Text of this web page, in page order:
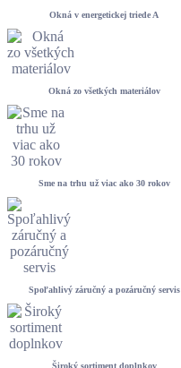
Okná v energetickej triede A
Okná zo všetkých materiálov
Sme na trhu už viac ako 30 rokov
Spoľahlivý záručný a pozáručný servis
Široký sortiment doplnkov